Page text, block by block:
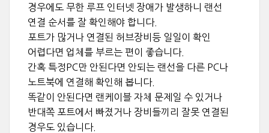
경우에도 무한 루프 인터넷 장애가 발생하니 랜선
연결 순서를 잘 확인해야 합니다.
포트가 많거나 연결된 허브장비등 일일이 확인
어렵다면 업체를 부르는 편이 좋습니다.
간혹 특정PC만 안된다면 안되는 랜선을 다른 PC나
노트북에 연결해 확인해 봅니다.
똑같이 안된다면 랜케이블 자체 문제일 수 있거나
반대쪽 포트에서 빠졌거나 장비들끼리 잘못 연결된
경우도 있습니다.